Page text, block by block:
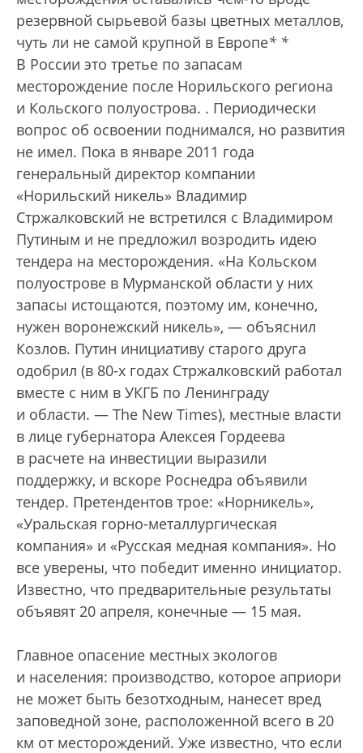
резервной сырьевой базы цветных металлов,
чуть ли не самой крупной в Европе* *
В России это третье по запасам
месторождение после Норильского региона
и Кольского полуострова. . Периодически
вопрос об освоении поднимался, но развития
не имел. Пока в январе 2011 года
генеральный директор компании
«Норильский никель» Владимир
Стржалковский не встретился с Владимиром
Путиным и не предложил возродить идею
тендера на месторождения. «На Кольском
полуострове в Мурманской области у них
запасы истощаются, поэтому им, конечно,
нужен воронежский никель», — объяснил
Козлов. Путин инициативу старого друга
одобрил (в 80-х годах Стржалковский работал
вместе с ним в УКГБ по Ленинграду
и области. — The New Times), местные власти
в лице губернатора Алексея Гордеева
в расчете на инвестиции выразили
поддержку, и вскоре Роснедра объявили
тендер. Претендентов трое: «Норникель»,
«Уральская горно-металлургическая
компания» и «Русская медная компания». Но
все уверены, что победит именно инициатор.
Известно, что предварительные результаты
объявят 20 апреля, конечные — 15 мая.
Главное опасение местных экологов
и населения: производство, которое априори
не может быть безотходным, нанесет вред
заповедной зоне, расположенной всего в 20
км от месторождений. Уже известно, что если